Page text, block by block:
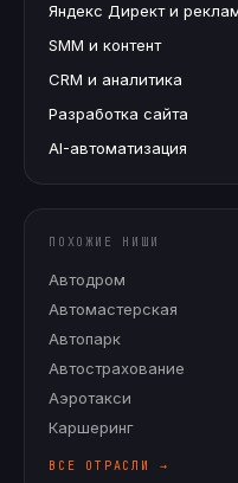
Яндекс Директ и
SMM и контент
CRM и аналитика
Разработка сайта
AI-автоматизация
ПОХОЖИЕ НИШИ
Автодром
Автомастерская
Автопарк
Автострахование
Аэротакси
Каршеринг
ВСЕ ОТРАСЛИ →